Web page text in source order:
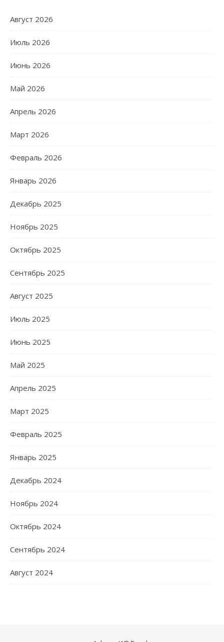
Август 2026
Июль 2026
Июнь 2026
Май 2026
Апрель 2026
Март 2026
Февраль 2026
Январь 2026
Декабрь 2025
Ноябрь 2025
Октябрь 2025
Сентябрь 2025
Август 2025
Июль 2025
Июнь 2025
Май 2025
Апрель 2025
Март 2025
Февраль 2025
Январь 2025
Декабрь 2024
Ноябрь 2024
Октябрь 2024
Сентябрь 2024
Август 2024